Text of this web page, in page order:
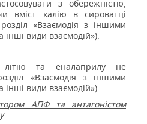
з обережністю,
вміст калію в сироватці
«Взаємодія з іншими
інші види взаємодій»).
літію та еналаприлу не
«Взаємодія з іншими
інші види взаємодій»).
АПФ та антагоністом